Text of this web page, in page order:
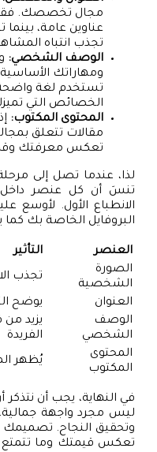
مجال تخصصك. فقد
عناوين عامة،
تجذب انتباه
الوصف الشخصي:
ومهاراتك
تستخدم لغة واضحة
الخصائص التي
المحتوى المكتوب:
مقالات تتعلق
تعكس معرفتك
لذا، عندما تصل إلى
تنسَ أن كل عنصر داخل
الانطباع الأول. لأوسع
البروفايل الخاصة بك كما
العنصر
التأثير
الصورة
الشخصية
تجذب
العنوان
يوضح
الوصف
الشخصي
يزيد
الفريدة
المحتوى
المكتوب
يُظهر
في النهاية، يجب أن نتذكر
ليس مجرد واجهة جمالية،
وتحقيق النجاح. تصميمك
تعكس قيمتك وما